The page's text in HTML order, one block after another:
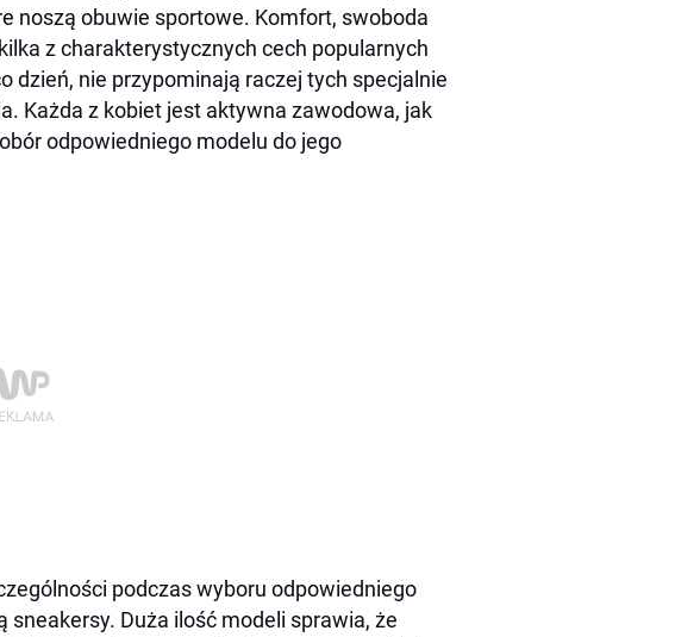
noszą obuwie sportowe. Komfort, swoboda
z charakterystycznych cech popularnych
dzień, nie przypominają raczej tych specjalnie
Każda z kobiet jest aktywna zawodowa, jak
odpowiedniego modelu do jego
podczas wyboru odpowiedniego
Duża ilość modeli sprawia, że